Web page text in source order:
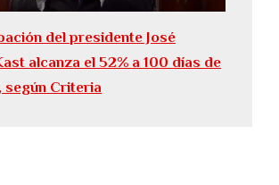
del presidente José
alcanza el 52% a 100 días de
según Criteria